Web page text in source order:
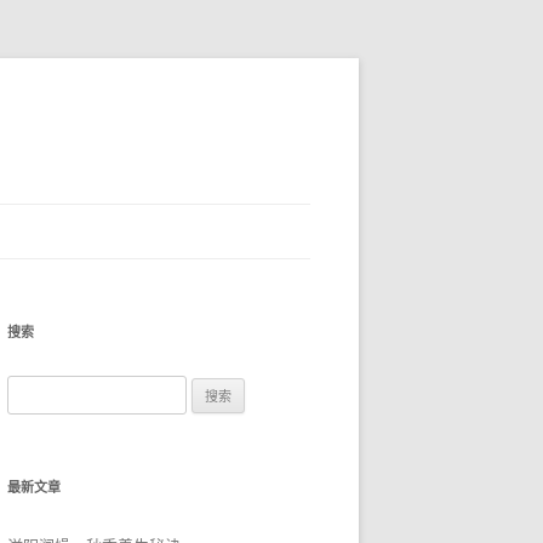
搜索
索：
最新文章